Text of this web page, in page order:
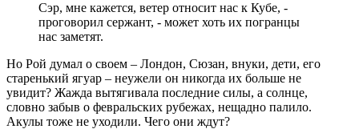
Сэр, мне кажется, ветер относит нас к Кубе, -
проговорил сержант, - может хоть их погранцы
нас заметят.
Но Рой думал о своем – Лондон, Сюзан, внуки, дети, его
старенький ягуар – неужели он никогда их больше не
увидит? Жажда вытягивала последние силы, а солнце,
словно забыв о февральских рубежах, нещадно палило.
Акулы тоже не уходили. Чего они ждут?